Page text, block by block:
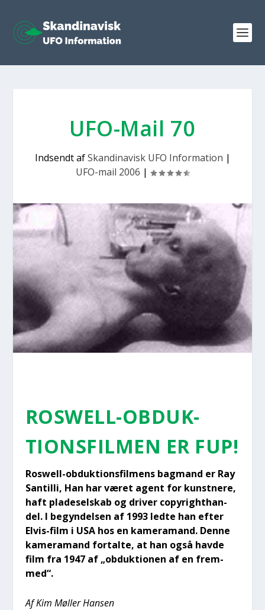
UFO-Mail 70
Indsendt afSkandinavisk UFO Information |
UFO-mail 2006 |
ROSWELL-OBDUK­
TIONS­FIL­MEN ER FUP!
Roswell-obduk­tions­fil­mens bag­mand er Ray
San­til­li, Han har været agent for kunst­ne­re,
haft pla­de­sel­skab og dri­ver copy­righ­t­han­
del. I begyn­del­sen af 1993 led­te han efter
Elvis-film i USA hos en kame­ra­mand. Den­ne
kame­ra­mand for­tal­te, at han også hav­de
film fra 1947 af „obduk­tio­nen af en frem­
med“.
Af Kim Møl­ler Han­sen